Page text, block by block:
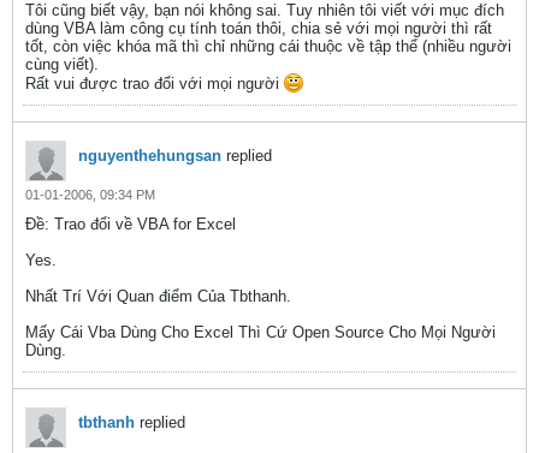
Tôi cũng biết vậy, bạn nói không sai. Tuy nhiên tôi viết với mục đích
dùng VBA làm công cụ tính toán thôi, chia sẻ với mọi người thì rất
tốt, còn việc khóa mã thì chỉ những cái thuộc về tập thể (nhiều người
cùng viết).
Rất vui được trao đổi với mọi người
nguyenthehungsan replied
01-01-2006, 09:34 PM
Ðề: Trao đổi về VBA for Excel
Yes.
Nhất Trí Với Quan điểm Của Tbthanh.
Mấy Cái Vba Dùng Cho Excel Thì Cứ Open Source Cho Mọi Người
Dùng.
tbthanh replied